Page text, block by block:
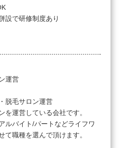
月 〜 2ヶ月 / 時給 1,100円 〜
万円
％
％
％
設で研修制度あり
運営
脱毛サロン運営
を運営している会社です。
ルバイト/パートなどライフワ
て職種を選んで頂けます。